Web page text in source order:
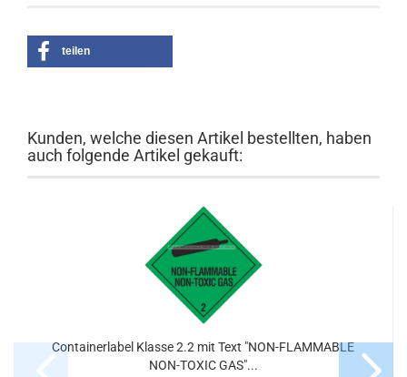
teilen
Kunden, welche diesen Artikel bestellten, haben
auch folgende Artikel gekauft:
Containerlabel Klasse 2.2 mit Text "NON-FLAMMABLE
NON-TOXIC GAS"...